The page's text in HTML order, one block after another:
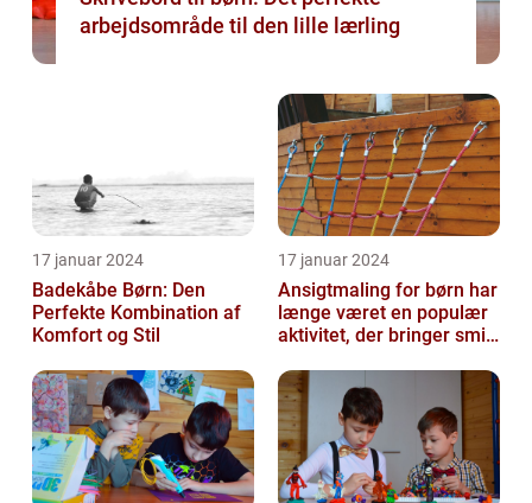
arbejdsområde til den lille lærling
17 januar 2024
Badekåbe Børn: Den
Perfekte Kombination af
Komfort og Stil
17 januar 2024
Ansigtmaling for børn har
længe været en populær
aktivitet, der bringer smil